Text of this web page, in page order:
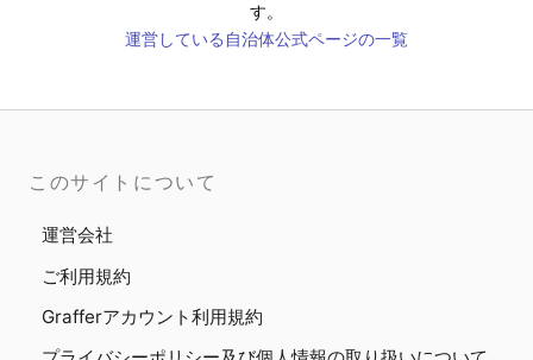
す。
運営している自治体公式ページの一覧
このサイトについて
運営会社
ご利用規約
Grafferアカウント利用規約